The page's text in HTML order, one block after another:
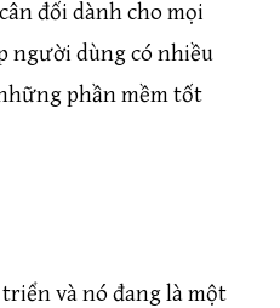
đối dành cho mọi
người dùng có nhiều
phần mềm tốt
và nó đang là một